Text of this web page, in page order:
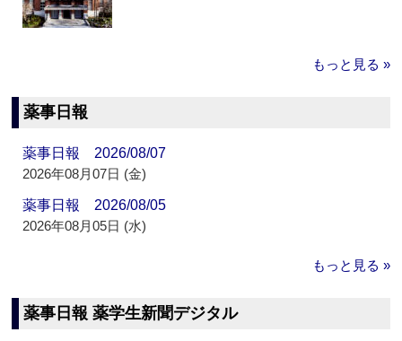
もっと見る »
薬事日報
薬事日報 2026/08/07
2026年08月07日 (金)
薬事日報 2026/08/05
2026年08月05日 (水)
もっと見る »
薬事日報 薬学生新聞デジタル